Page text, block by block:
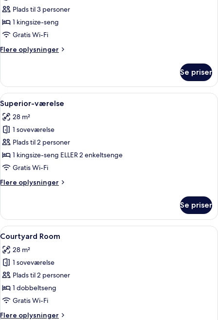
Margherita
Terrace
Suite
Plads til 3 personer
1 kingsize-seng
Gratis Wi-Fi
Flere oplysninger
Flere
Terrace
Suite
Se priser
Indlæs
alle
billeder
af
Superior-
værelse
Superior-værelse | Premium-
8
Superior-værelse
28 m²
1 soveværelse
Plads til 2 personer
1 kingsize-seng ELLER 2 enkeltsenge
Gratis Wi-Fi
Flere oplysninger
Flere
værelse
Se priser
Indlæs
alle
billeder
af
Courtyard
Room
Premium-sengetøj, dundyner,
5
Courtyard Room
28 m²
1 soveværelse
Plads til 2 personer
1 dobbeltseng
Gratis Wi-Fi
Flere oplysninger
Flere